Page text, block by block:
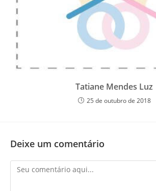
Tatiane Mendes Luz
25 de outubro de 2018
Deixe um comentário
Comentário